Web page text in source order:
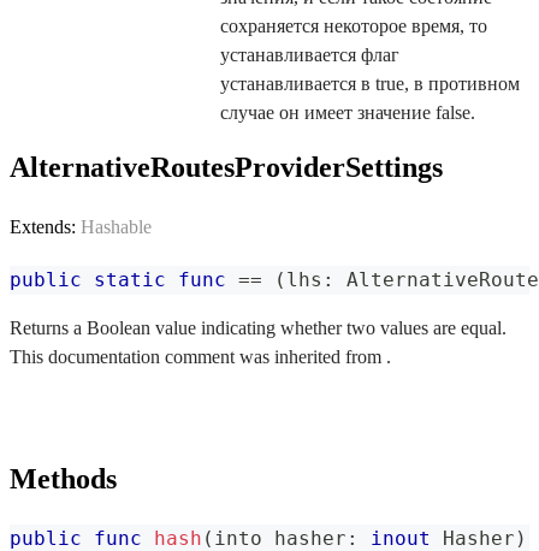
сохраняется некоторое время, то
устанавливается флаг
устанавливается в true, в противном
случае он имеет значение false.
AlternativeRoutesProviderSettings
Extends: Hashable
public static func == ( lhs :
Returns a Boolean value indicating whether two values are equal.
This documentation comment was inherited from .
Methods
public func hash ( into hasher : inout Hasher )